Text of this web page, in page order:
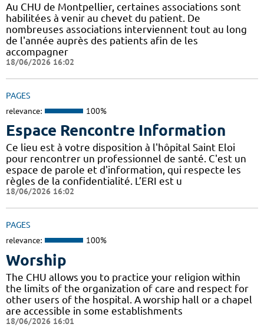
Au CHU de Montpellier, certaines associations sont
habilitées à venir au chevet du patient. De
nombreuses associations interviennent tout au long
de l'année auprès des patients afin de les
accompagner
18/06/2026 16:02
PAGES
relevance: 100%
Espace Rencontre Information
Ce lieu est à votre disposition à l'hôpital Saint Eloi
pour rencontrer un professionnel de santé. C'est un
espace de parole et d'information, qui respecte les
règles de la confidentialité. L’ERI est u
18/06/2026 16:02
PAGES
relevance: 100%
Worship
The CHU allows you to practice your religion within
the limits of the organization of care and respect for
other users of the hospital. A worship hall or a chapel
are accessible in some establishments
18/06/2026 16:01